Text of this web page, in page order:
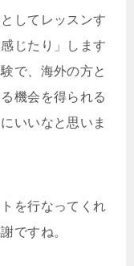
してレッスンす
じたり」します
で、海外の方と
機会を得られる
いいなと思いま
を行なってくれ
ですね。